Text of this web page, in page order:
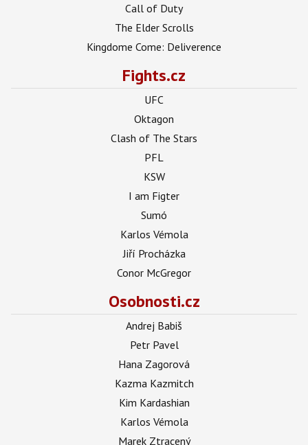
Call of Duty
The Elder Scrolls
Kingdome Come: Deliverence
Fights.cz
UFC
Oktagon
Clash of The Stars
PFL
KSW
I am Figter
Sumó
Karlos Vémola
Jiří Procházka
Conor McGregor
Osobnosti.cz
Andrej Babiš
Petr Pavel
Hana Zagorová
Kazma Kazmitch
Kim Kardashian
Karlos Vémola
Marek Ztracený